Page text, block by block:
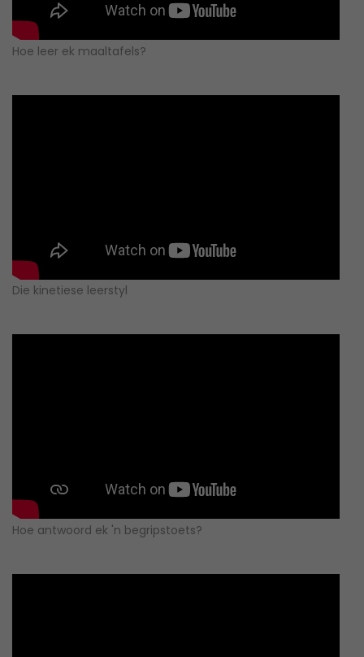
Hoe leer ek maaltafels?
Die kinetiese leerstyl
Hoe antwoord ek 'n begripstoets?